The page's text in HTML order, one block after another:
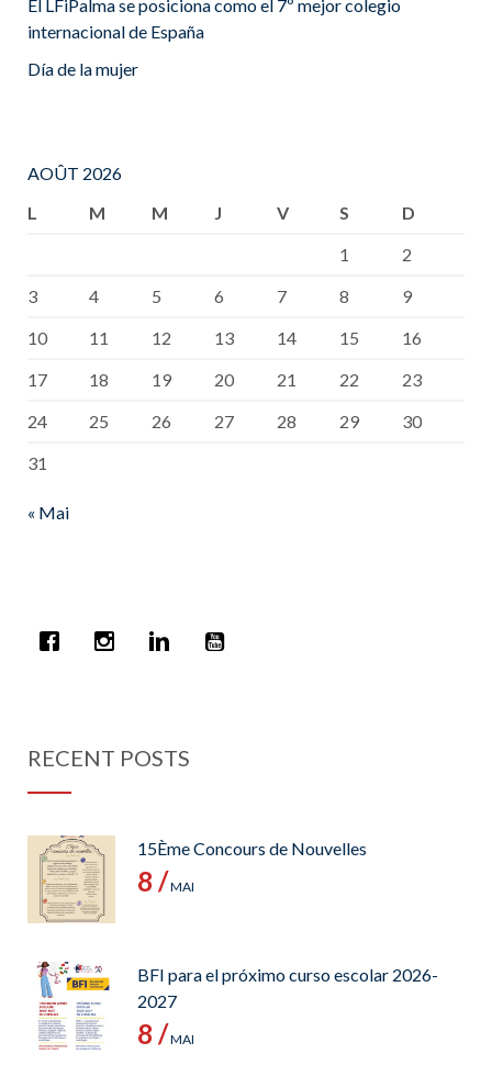
El LFiPalma se posiciona como el 7º mejor colegio
internacional de España
Día de la mujer
AOÛT 2026
L
M M J V S
D
1
2
3
4 5 6 7 8
9
10
11 12 13 14 15
16
17
18 19 20 21 22
23
24
25 26 27 28 29
30
31
« Mai
RECENT POSTS
15Ème Concours de Nouvelles
8 /MAI
BFI para el próximo curso escolar 2026-
2027
8 /MAI